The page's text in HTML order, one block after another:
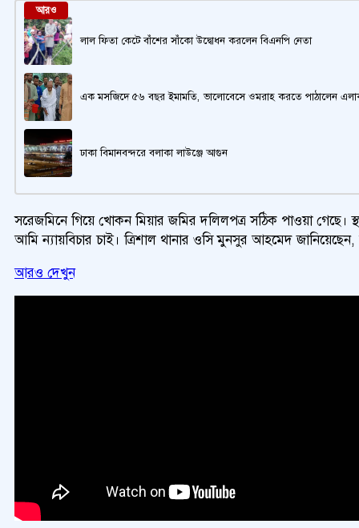
আরও
লাল ফিতা কেটে বাঁশের সাঁকো উদ্বোধন করলেন বিএনপি নেতা
এক মসজিদে ৫৬ বছর ইমামতি, ভালোবেসে ওমরাহ করতে পাঠালেন
ঢাকা বিমানবন্দরে বলাকা লাউঞ্জে আগুন
সরেজমিনে গিয়ে খোকন মিয়ার জমির দলিলপত্র সঠিক পাওয়া গেছে।
আমি ন্যায়বিচার চাই। ত্রিশাল থানার ওসি মুনসুর আহমেদ
আরও দেখুন